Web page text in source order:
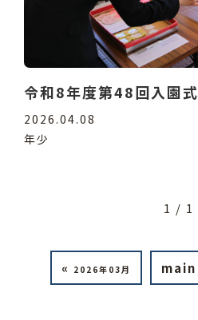
令和8年度第48回入園式
2026.04.08
年少
1 / 1
« 2026年03月 main